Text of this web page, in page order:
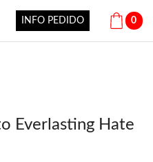
INFO PEDIDO 0
Everlasting Hate